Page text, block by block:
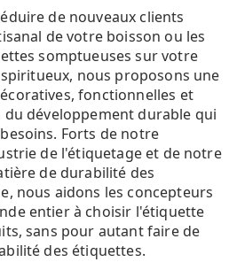
de nouveaux clients
de votre boisson ou les
somptueuses sur votre
nous proposons une
fonctionnelles et
développement durable qui
Forts de notre
de l'étiquetage et de notre
de durabilité des
nous aidons les concepteurs
entier à choisir l'étiquette
sans pour autant faire de
des étiquettes.